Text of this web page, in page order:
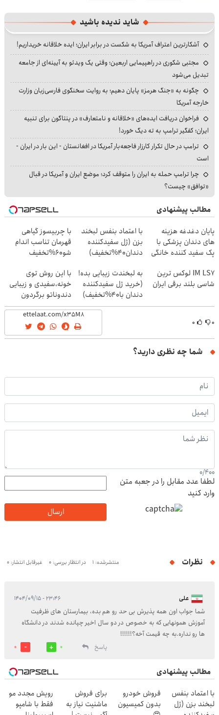
شاید ندیده باشید
آشکارترین اعتراف آمریکا به شکست در برابر ایران؛ ایده خلاقانه خریداریم!
مجتبی شکوری در راهپیمایی اربعین؛ وقتی یک ویدئو به آیینه‌ای از جامعه
تبدیل می‌شود
چگونه به «جنگ هرمز» پایان دهیم؛ به روایت سخنگوی فارسی‌زبان وزارت
خارجه آمریکا
فراخوان دریافت ایده‌های «خلاقانه و نامتعارف» در پنتاگون برای تنبیه
ایران؛ کفگیر ترامپ به ته دیگ خورد!
ترامپ در حال تکرار کارزار فاجعه‌بار آمریکا در افغانستان - این بار در ایران -
است
چرا ترامپ حمله به ایران را متوقف کرد؛ موضع ایران و آمریکا در قبال
«توافق» چیست؟
مطالب پیشنهادی
پایان دغدغه هزینه
های دندان پزشکی با
پک سفید کننده خانگی
با اعتماد بنفس لبخند
بزن (ژل سفیدکننده
دندان40%تخفیف)
با چربیسوز گیاهی
قهرمان تناسب اندام
شو60%تخفیف
IM LS7 لوکس ترین
شاسی بلند برقی ایران
به لبخندت زیبایی بده!
(خرید ژل سفیدکننده
دندان با40%تخفیف)
با این روش توی
خونه،سفیدی و زیبایی
دندوناتو برگردون
(40%off)
۰ ۰
شما چه نظری دارید؟
0/400
لطفا عدد مقابل را در جعبه متن
وارد کنید
ارسال
نظرات منتشرشده: 1 در انتظار بررسی: 0 غیرقابل انتشار: 0
علی ۲۳:۴۶ - ۱۴۰۴/۰۹/۱۵
شما جواب اون همه پذیرش بی حد رو هم بده، بیمارستان های ظرفیت
آموزش همونهایی که به خصوص در دو سال اخیر چپانده شدند در دانشگاه
ها رو نداره.به چه قیمت آخه؟!!!!!!
پاسخ
0
0
مطالب پیشنهادی
با اعتماد بنفس
لبخند بزن (ژل
فروش خودرو
بدون کمیسیون
برای فروش
ماشنیت نیاز به
رویش مجدد مو
فقط با شامپو